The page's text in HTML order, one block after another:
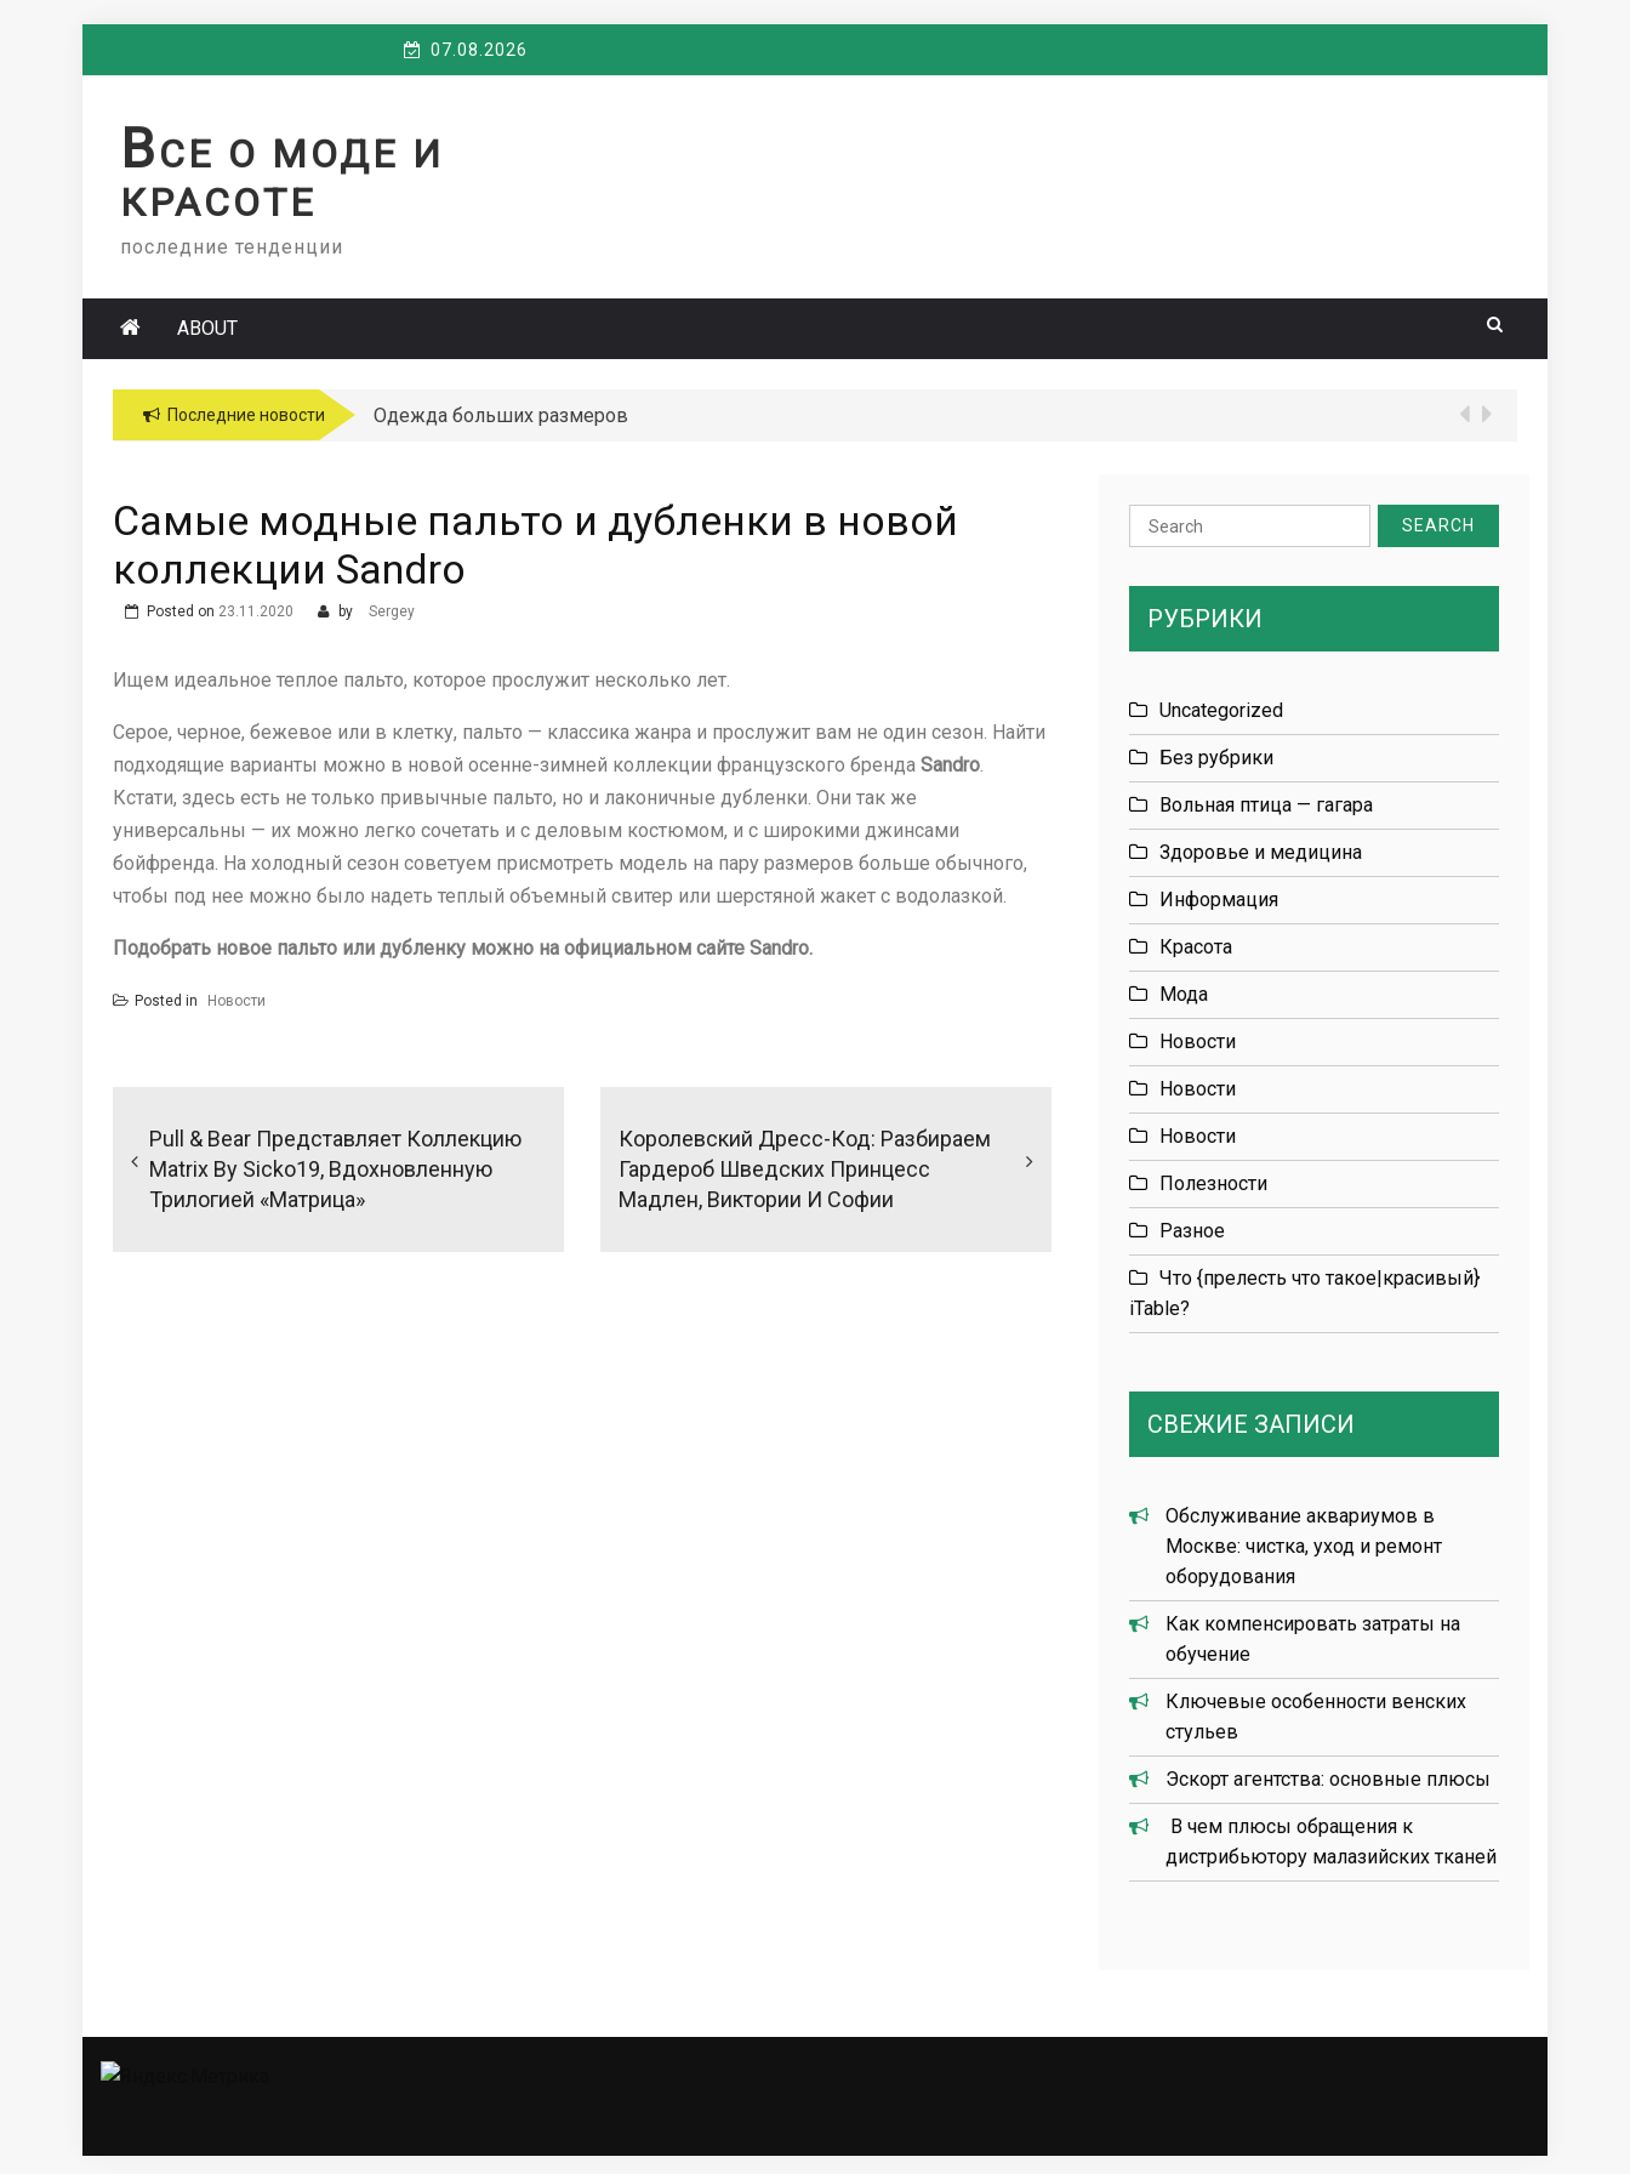
07.08.2026
ВСЕ О МОДЕ И
КРАСОТЕ
последние тенденции
ABOUT
Последние новости Одежда больших размеров
Самые модные пальто и дубленки в новой
коллекции Sandro
Posted on 23.11.2020 by Sergey
Ищем идеальное теплое пальто, которое прослужит несколько лет.
Серое, черное, бежевое или в клетку, пальто — классика жанра и прослужит вам не один сезон. Найти
подходящие варианты можно в новой осенне-зимней коллекции французского бренда Sandro.
Кстати, здесь есть не только привычные пальто, но и лаконичные дубленки. Они так же
универсальны — их можно легко сочетать и с деловым костюмом, и с широкими джинсами
бойфренда. На холодный сезон советуем присмотреть модель на пару размеров больше обычного,
чтобы под нее можно было надеть теплый объемный свитер или шерстяной жакет с водолазкой.
Подобрать новое пальто или дубленку можно на официальном сайте Sandro.
Posted in Новости
записям
Pull & Bear Представляет Коллекцию
Matrix By Sicko19, Вдохновленную
Трилогией «Матрица»
Королевский Дресс-Код: Разбираем
Гардероб Шведских Принцесс
Мадлен, Виктории И Софии
Search
for:
РУБРИКИ
Uncategorized
Без рубрики
Вольная птица — гагара
Здоровье и медицина
Информация
Красота
Мода
Новости
Новости
Новости
Полезности
Разное
Что {прелесть что такое|красивый}
iTable?
СВЕЖИЕ ЗАПИСИ
Обслуживание аквариумов в
Москве: чистка, уход и ремонт
оборудования
Как компенсировать затраты на
обучение
Ключевые особенности венских
стульев
Эскорт агентства: основные плюсы
В чем плюсы обращения к
дистрибьютору малазийских тканей